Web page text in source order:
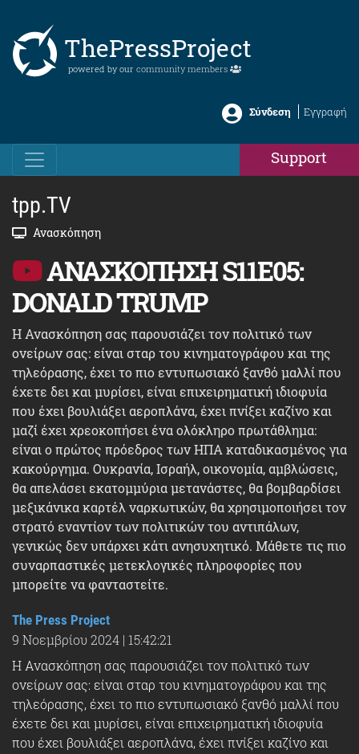
ThePressProject
powered by our community members
Σύνδεση Εγγραφή
Support
tpp.TV
Ανασκόπηση
ΑΝΑΣΚΟΠΗΣΗ S11E05:
DONALD TRUMP
Η Ανασκόπηση σας παρουσιάζει τον πολιτικό των
ονείρων σας: είναι σταρ του κινηματογράφου και της
τηλεόρασης, έχει το πιο εντυπωσιακό ξανθό μαλλί που
έχετε δει και μυρίσει, είναι επιχειρηματική ιδιοφυία
που έχει βουλιάξει αεροπλάνα, έχει πνίξει καζίνο και
μαζί έχει χρεοκοπήσει ένα ολόκληρο πρωτάθλημα:
είναι ο πρώτος πρόεδρος των ΗΠΑ καταδικασμένος για
κακούργημα. Ουκρανία, Ισραήλ, οικονομία, αμβλώσεις,
θα απελάσει εκατομμύρια μετανάστες, θα βομβαρδίσει
μεξικάνικα καρτέλ ναρκωτικών, θα χρησιμοποιήσει τον
στρατό εναντίον των πολιτικών του αντιπάλων,
γενικώς δεν υπάρχει κάτι ανησυχητικό. Μάθετε τις πιο
συναρπαστικές μετεκλογικές πληροφορίες που
μπορείτε να φανταστείτε.
The Press Project
9 Νοεμβρίου 2024 | 15:42:21
Η Ανασκόπηση σας παρουσιάζει τον πολιτικό των
ονείρων σας: είναι σταρ του κινηματογράφου και της
τηλεόρασης, έχει το πιο εντυπωσιακό ξανθό μαλλί που
έχετε δει και μυρίσει, είναι επιχειρηματική ιδιοφυία
που έχει βουλιάξει αεροπλάνα, έχει πνίξει καζίνο και